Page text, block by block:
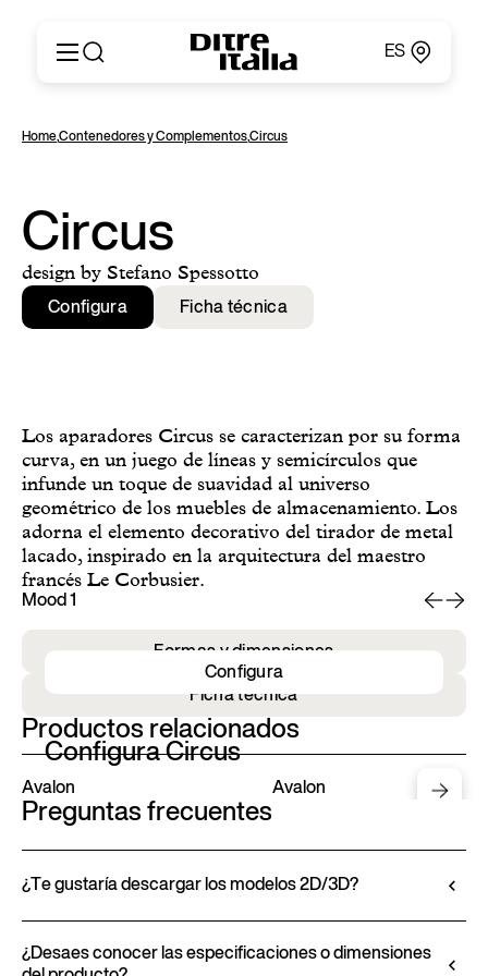
ES
Productos
Catálogos y Materiales
Ditre for Professionals
Puntos de Venta
News & Press
Área Reservada
English
Español
Русский
简体中文
Home,Contenedores y Complementos,Circus
Circus
design by Stefano Spessotto
Configura Ficha técnica
Los aparadores Circus se caracterizan por su forma
curva, en un juego de líneas y semicírculos que
infunde un toque de suavidad al universo
geométrico de los muebles de almacenamiento. Los
adorna el elemento decorativo del tirador de metal
lacado, inspirado en la arquitectura del maestro
francés Le Corbusier.
Mood 1
Formas y dimensiones
Ficha técnica
Configura Circus
Configura
Productos relacionados
Avalon Avalon
Preguntas frecuentes
¿Te gustaría descargar los modelos 2D/3D?
productos a través del Configurador 3D. Esta
¿Desaes conocer las especificaciones o dimensiones